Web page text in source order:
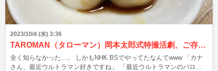
2023/10/4 (水) 3:36
TAROMAN（タローマン）岡本太郎式特撮活劇、ご存じですか？
全く知らなかった…。 しかもNHK BSでやってたなんてwww 「カナ
さん、最近ウルトラマン好きですね」 「最近ウルトラマンのパロデ